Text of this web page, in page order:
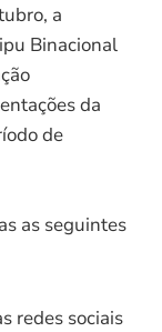
a
Binacional
da
de
as seguintes
redes sociais